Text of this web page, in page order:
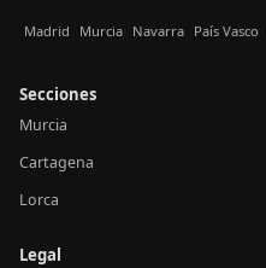
Madrid Murcia Navarra País Vasco
Secciones
Murcia
Cartagena
Lorca
Legal